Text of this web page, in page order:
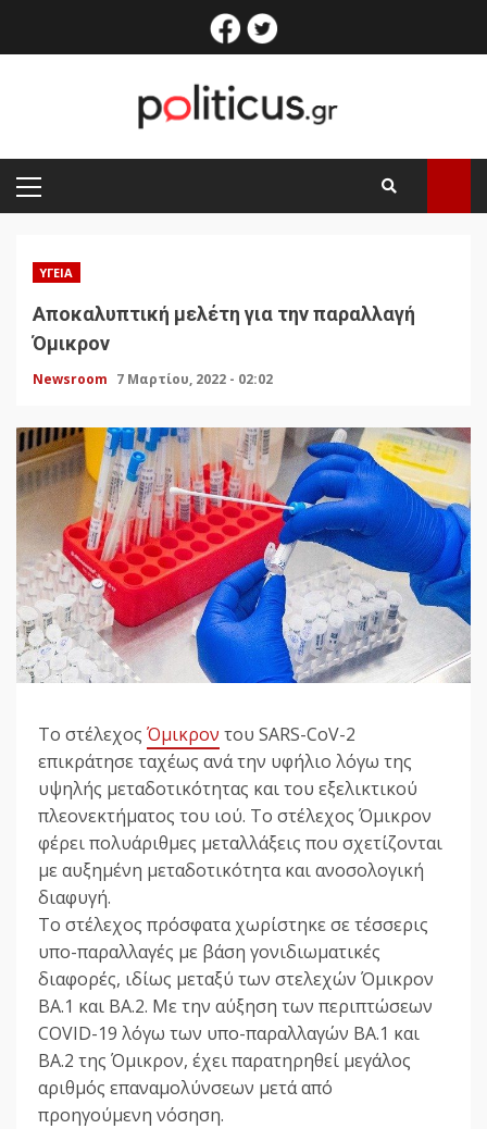
facebook
PRIMARY
MENU
ΥΓΕΊΑ
Αποκαλυπτική μελέτη για την παραλλαγή
Όμικρον
Newsroom 7 Μαρτίου, 2022 - 02:02
Το στέλεχος Όμικρον του SARS-CoV-2
επικράτησε ταχέως ανά την υφήλιο λόγω της
υψηλής μεταδοτικότητας και του εξελικτικού
πλεονεκτήματος του ιού. Το στέλεχος Όμικρον
φέρει πολυάριθμες μεταλλάξεις που σχετίζονται
με αυξημένη μεταδοτικότητα και ανοσολογική
διαφυγή.
Το στέλεχος πρόσφατα χωρίστηκε σε τέσσερις
υπο-παραλλαγές με βάση γονιδιωματικές
διαφορές, ιδίως μεταξύ των στελεχών Όμικρον
BA.1 και BA.2. Με την αύξηση των περιπτώσεων
COVID-19 λόγω των υπο-παραλλαγών BA.1 και
BA.2 της Όμικρον, έχει παρατηρηθεί μεγάλος
αριθμός επαναμολύνσεων μετά από
προηγούμενη νόσηση.